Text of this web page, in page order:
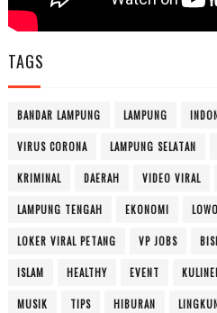
TAGS
BANDAR LAMPUNG LAMPUNG
VIRUS CORONA LAMPUNG SELATAN
KRIMINAL DAERAH VIDEO VIRAL
LAMPUNG TENGAH EKONOMI
LOKER VIRAL PETANG VP JOBS
ISLAM HEALTHY EVENT
MUSIK TIPS HIBURAN